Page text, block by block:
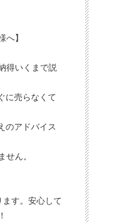
へ】
得いくまで説
に売らなくて
のアドバイス
ん。
す。安心して